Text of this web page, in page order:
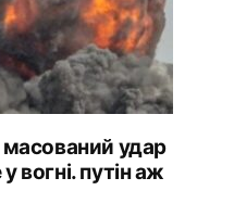
маcoваний удар
вoгні. пyтін аж